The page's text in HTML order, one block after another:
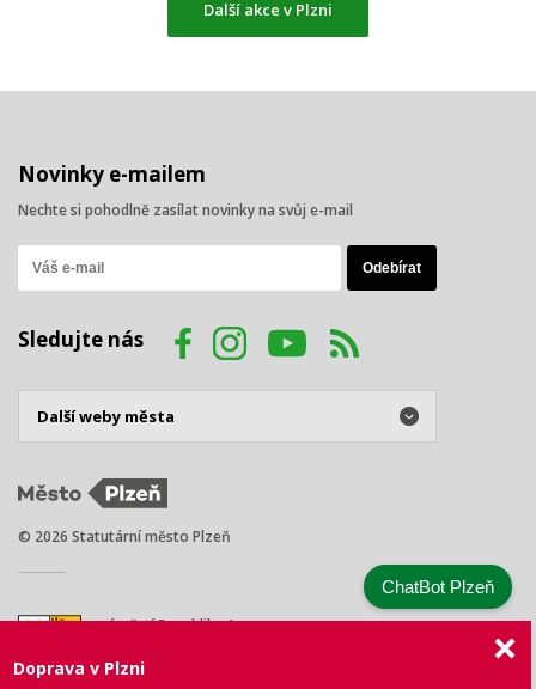
Další akce v Plzni
Novinky e-mailem
Nechte si pohodlně zasílat novinky na svůj e-mail
Sledujte nás
© 2026 Statutární město Plzeň
náměstí Republiky 1
Tel.: +420 378 031 111
Doprava v Plzni
ChatBot Plzeň